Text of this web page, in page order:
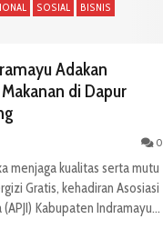
SOSIAL
BISNIS
Adakan
di Dapur
0
menjaga kualitas serta mutu
Gratis, kehadiran Asosiasi
Kabupaten Indramayu...